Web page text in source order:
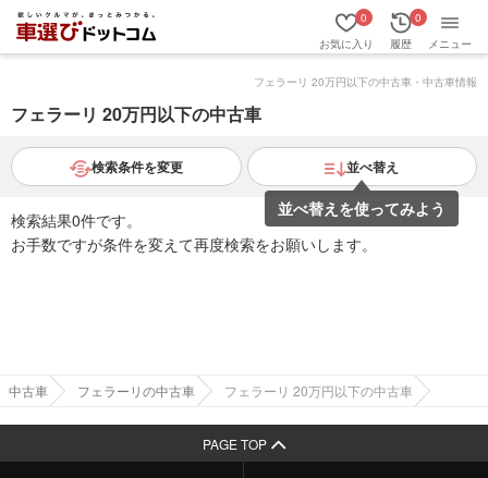
お気に入り
0
履歴
0
メニュー
フェラーリ 20万円以下の中古車・中古車情報
フェラーリ 20万円以下の中古車
検索条件を変更 並べ替え
並べ替えを使ってみよう
検索結果0件です。
お手数ですが条件を変えて再度検索をお願いします。
中古車 フェラーリの中古車 フェラーリ 20万円以下の中古車
PAGE TOP